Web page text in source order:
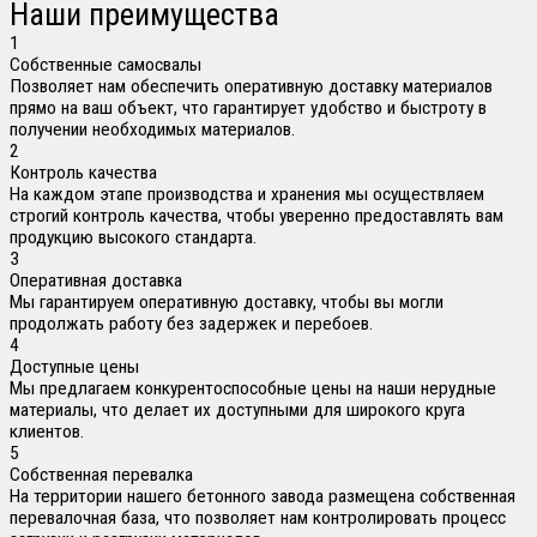
Наши преимущества
1
Собственные самосвалы
Позволяет нам обеспечить оперативную доставку материалов
прямо на ваш объект, что гарантирует удобство и быстроту в
получении необходимых материалов.
2
Контроль качества
На каждом этапе производства и хранения мы осуществляем
строгий контроль качества, чтобы уверенно предоставлять вам
продукцию высокого стандарта.
3
Оперативная доставка
Мы гарантируем оперативную доставку, чтобы вы могли
продолжать работу без задержек и перебоев.
4
Доступные цены
Мы предлагаем конкурентоспособные цены на наши нерудные
материалы, что делает их доступными для широкого круга
клиентов.
5
Собственная перевалка
На территории нашего бетонного завода размещена собственная
перевалочная база, что позволяет нам контролировать процесс